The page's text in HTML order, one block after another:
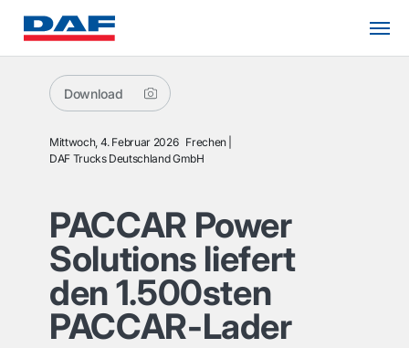
Download
Mittwoch, 4. Februar 2026 Frechen
DAF Trucks Deutschland GmbH
PACCAR Power
Solutions liefert
den 1.500sten
PACCAR-Lader